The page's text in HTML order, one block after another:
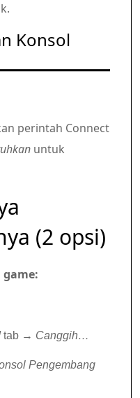
Konsol
perintah Connect
untuk
(2 opsi)
tab → Canggih…
Pengembang